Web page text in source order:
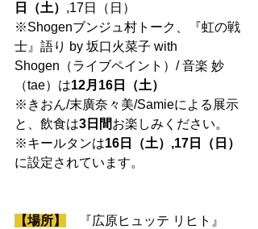
日（土） ,17日（日）
※Shogenブンジュ村トーク、『虹の戦
士』語り by 坂口火菜子 with
Shogen（ライブペイント）/ 音楽 妙
（tae）は12月16日（土）
※きおん/末廣奈々美/Samieによる展示
と、飲食は3日間お楽しみください。
※キールタンは16日（土）,17日（日）
に設定されています。
【場所】
『広原ヒュッテ リヒト』